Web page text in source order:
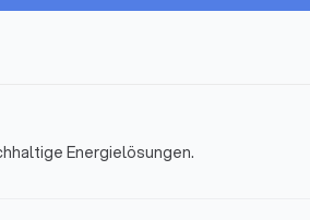
Energielösungen.